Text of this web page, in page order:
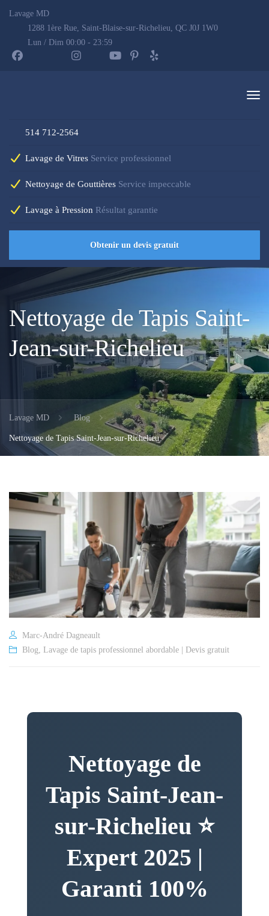
Lavage MD
1288 1ère Rue, Saint-Blaise-sur-Richelieu, QC J0J 1W0
Lun / Dim 00:00 - 23:59
514 712-2564
Lavage de Vitres Service professionnel
Nettoyage de Gouttières Service impeccable
Lavage à Pression Résultat garantie
Obtenir un devis gratuit
Nettoyage de Tapis Saint-
Jean-sur-Richelieu
Lavage MD Blog
Nettoyage de Tapis Saint-Jean-sur-Richelieu
Marc-André Dagneault
Blog, Lavage de tapis professionnel abordable | Devis gratuit
Nettoyage de
Tapis Saint-Jean-
sur-Richelieu ⭐
Expert 2025 |
Garanti 100%